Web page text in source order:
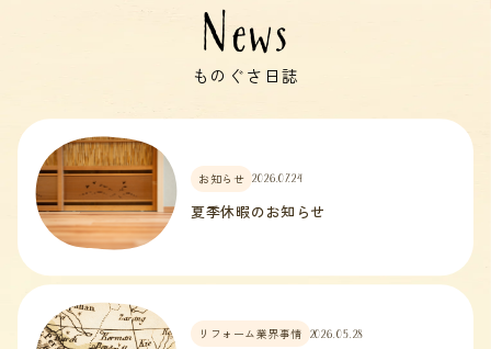
News
ものぐさ日誌
お知らせ 2026.07.24
夏季休暇のお知らせ
リフォーム業界事情 2026.05.28